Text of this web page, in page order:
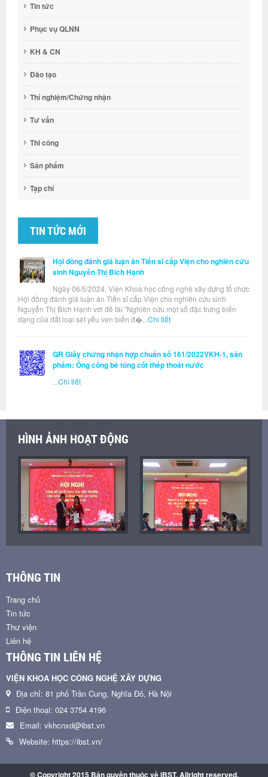
Tin tức
Phục vụ QLNN
KH & CN
Đào tạo
Thí nghiệm/Chứng nhận
Tư vấn
Thi công
Sản phẩm
Tạp chí
TIN TỨC MỚI
Hội đồng đánh giá luận án Tiến sĩ cấp Viện cho nghiên cứu
sinh Nguyễn Thị Bích Hạnh
Ngày 06/5/2024, Viện Khoa học công nghệ xây dựng tổ chức
Hội đồng đánh giá luận án Tiến sĩ cấp Viện cho nghiên cứu sinh
Nguyễn Thị Bích Hạnh với đề tài "Nghiên cứu một số đặc trưng biến
dạng của đất loại sét yếu ven biển đ�... Chi tiết
QR Giấy chứng nhận hợp chuẩn số 161/2022VKH-1, sản
phẩm: Ống cống bê tông cốt thép thoát nước
Chi tiết
HÌNH ẢNH HOẠT ĐỘNG
THÔNG TIN
Trang chủ
Tin tức
Thư viện
Liên hệ
THÔNG TIN LIÊN HỆ
VIỆN KHOA HỌC CÔNG NGHỆ XÂY DỰNG
Địa chỉ: 81 phố Trần Cung, Nghĩa Đô, Hà Nội
Điện thoại: 024 3754 4196
Email: vkhcnxd@ibst.vn
Website: https://ibst.vn/
© Copyright 2015 Bản quyền thuộc về IBST. Allright reserved.